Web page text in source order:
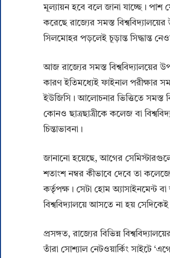
মূল্যায়ন হবে বলে জানা যাচ্ছে। পাশ
করেছে রাজ্যের সমস্ত
সিলমোহর পড়লেই চূড়ান্ত সিদ্ধান্ত
আজ রাজ্যের সমস্ত বিশ্ববিদ্যালয়ের
কারণ ইতিমধ্যেই ফাইনাল পরীক্ষার
ইউজিসি। আলোচনার ভিত্তিতে সমস্ত
কোনও ছাত্রছাত্রীকে কলেজ বা
চিন্তাভাবনা।
জানানো হয়েছে, আগের
শতাংশ নম্বর কীভাবে দেবে তা
কর্তৃপক্ষ। সেটা হোম অ্যাসাইনমেন্ট
বিশ্ববিদ্যালয়ে আসতে না হয়
প্রসঙ্গত, রাজ্যের বিভিন্ন
তাঁরা সোশ্যাল নেটওয়ার্কিং সাইটে